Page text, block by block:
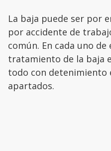
La baja puede ser por
por accidente de
común. En cada uno de
tratamiento de la baja
todo con detenimiento
apartados.